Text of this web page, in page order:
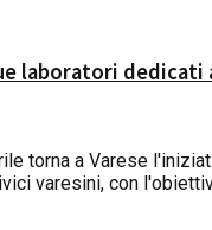
laboratori
torna a Varese
varesini, con